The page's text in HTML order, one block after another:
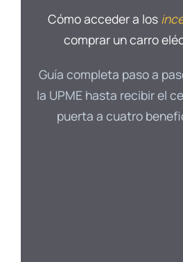
Cómo acceder a los
comprar un carro
Guía completa paso a
la UPME hasta recibir el
puerta a cuatro